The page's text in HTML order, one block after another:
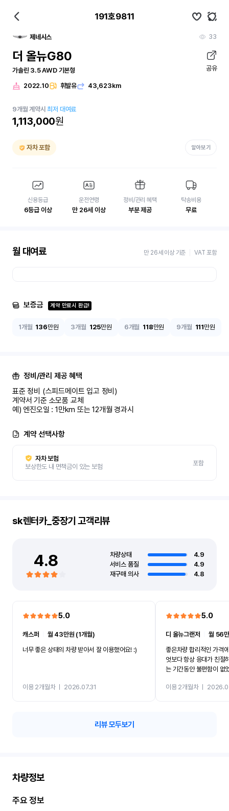
191호9811
제네시스 33
더 올뉴G80
가솔린 3.5 AWD 기본형 공유
2022.10 휘발유 43,623km
9개월 계약시최저 대여료
1,113,000원
자차 포함 알아보기
신용등급
6등급 이상
운전연령
만 26세 이상
정비/관리 혜택
부분 제공
탁송비용
무료
월 대여료 만 26세 이상 기준 VAT 포함
보증금 계약 만료시 환급!
1개월 136만원 3개월 125만원 6개월 118만원 9개월 111만원
정비/관리 제공 혜택
표준 정비 (스피드메이트 입고 정비)
계약서 기준 소모품 교체
예) 엔진오일 : 1만km 또는 12개월 경과시
계약 선택사항
자차 보험
보상한도 내 면책금이 있는 보험
포함
sk렌터카_중장기 고객리뷰
4.8 차량상태
4.9
서비스 품질
4.9
재구매 의사
4.8
5.0
캐스퍼
월 43만원 (1개월)
너무 좋은 상태의 차량 받아서 잘 이용했어요! :)
이용 2개월차ㅣ 2026.07.31
5.0
디 올뉴그랜저 ㅣ월 56
좋은차량 합리적인 가격
엇보다 항상 응대가 친절
는 기간동안 불편함이 없
카 렌트 고민없이 강추합
이용 2개월차ㅣ
리뷰 모두보기
차량정보
주요 정보